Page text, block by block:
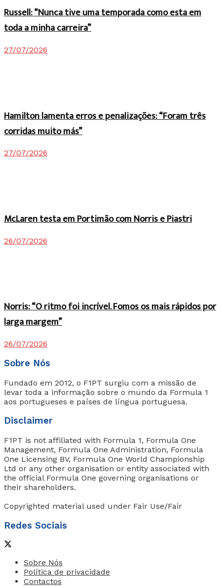
Russell: “Nunca tive uma temporada como esta em
toda a minha carreira”
27/07/2026
Hamilton lamenta erros e penalizações: “Foram três
corridas muito más”
27/07/2026
McLaren testa em Portimão com Norris e Piastri
26/07/2026
Norris: “O ritmo foi incrível. Fomos os mais rápidos por
larga margem”
26/07/2026
Sobre Nós
Fundado em 2012, o F1PT surgiu com a missão de
levar toda a informação sobre o mundo da Formula 1
aos portugueses e países de língua portuguesa.
Disclaimer
F1PT is not affiliated with Formula 1, Formula One
Management, Formula One Administration, Formula
One Licensing BV, Formula One World Championship
Ltd or any other organisation or entity associated with
the official Formula One governing organisations or
their shareholders.
Copyrighted material used under Fair Use/Fair
Redes Sociais
Sobre Nós
Política de privacidade
Contactos